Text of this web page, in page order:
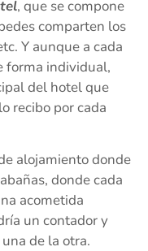
, que se compone
comparten los
Y aunque a cada
forma individual,
del hotel que
recibo por cada
alojamiento donde
donde cada
acometida
un contador y
de la otra.